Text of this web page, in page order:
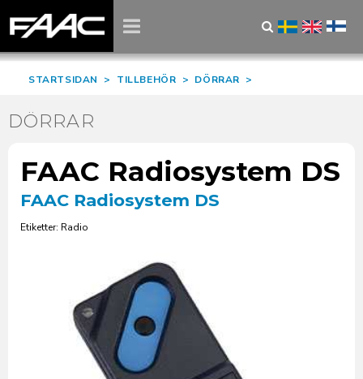
STARTSIDAN > TILLBEHÖR > DÖRRAR >
DÖRRAR
FAAC Radiosystem DS
FAAC Radiosystem DS
Etiketter: Radio